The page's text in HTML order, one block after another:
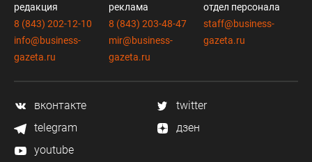
редакция
8 (843) 202-12-10
info@business-
gazeta.ru
реклама
8 (843) 203-48-47
mir@business-
gazeta.ru
отдел персонала
staff@business-
gazeta.ru
вконтакте
twitter
telegram
дзен
youtube